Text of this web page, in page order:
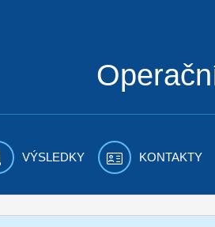
VÝSLEDKY KONTAKTY